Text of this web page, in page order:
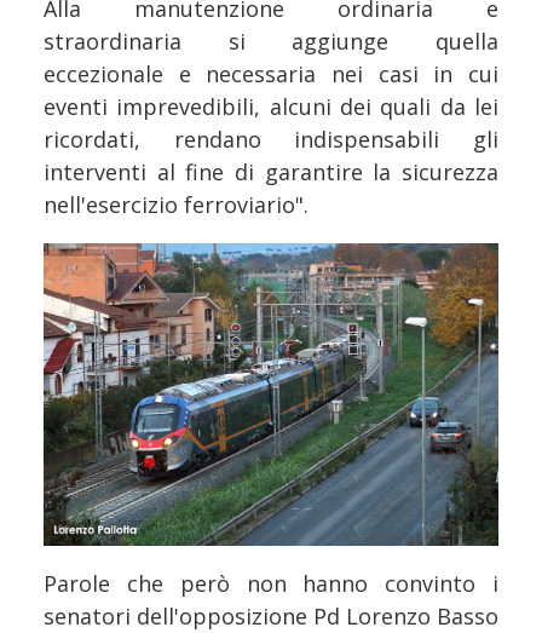
Alla manutenzione ordinaria e
straordinaria si aggiunge quella
eccezionale e necessaria nei casi in cui
eventi imprevedibili, alcuni dei quali da lei
ricordati, rendano indispensabili gli
interventi al fine di garantire la sicurezza
nell'esercizio ferroviario".
Parole che però non hanno convinto i
senatori dell'opposizione Pd Lorenzo Basso